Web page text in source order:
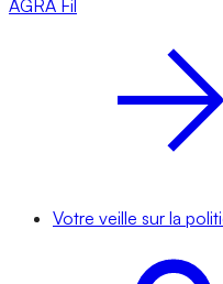
AGRA Fil
Votre veille sur la